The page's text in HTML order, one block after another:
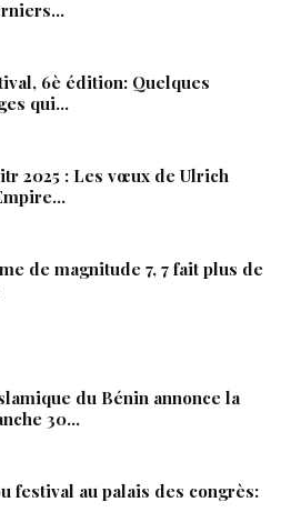
6è édition: Quelques
qui…
2025 : Les vœux de Ulrich
de magnitude 7, 7 fait plus de
du Bénin annonce la
30…
festival au palais des congrès: